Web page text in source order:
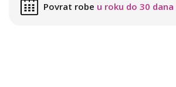
Povrat robe u roku do 30 dana